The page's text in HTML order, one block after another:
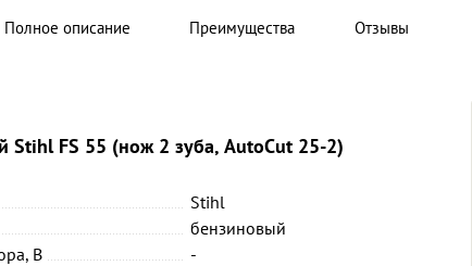
Полное описание Преимущества Отзывы
Stihl FS 55 (нож 2 зуба, AutoCut 25-2)
Stihl
бензиновый
В
-